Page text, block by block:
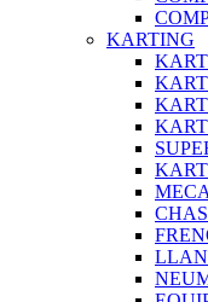
KARTING